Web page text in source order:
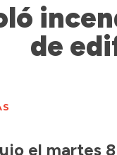
de
el martes